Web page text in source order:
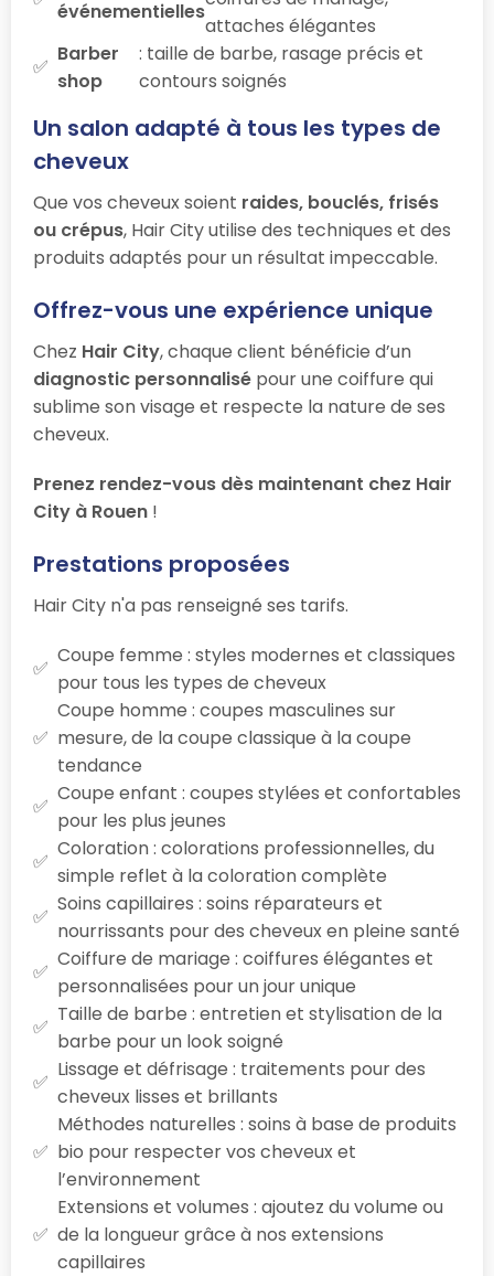
événementielles
attaches élégantes
Barber
shop
: taille de barbe, rasage précis et
contours soignés
Un salon adapté à tous les types de
cheveux
Que vos cheveux soient raides, bouclés, frisés
ou crépus, Hair City utilise des techniques et des
produits adaptés pour un résultat impeccable.
Offrez-vous une expérience unique
Chez Hair City, chaque client bénéficie d’un
diagnostic personnalisé pour une coiffure qui
sublime son visage et respecte la nature de ses
cheveux.
Prenez rendez-vous dès maintenant chez Hair
City à Rouen !
Prestations proposées
Hair City n'a pas renseigné ses tarifs.
Coupe femme : styles modernes et classiques
pour tous les types de cheveux
Coupe homme : coupes masculines sur
mesure, de la coupe classique à la coupe
tendance
Coupe enfant : coupes stylées et confortables
pour les plus jeunes
Coloration : colorations professionnelles, du
simple reflet à la coloration complète
Soins capillaires : soins réparateurs et
nourrissants pour des cheveux en pleine santé
Coiffure de mariage : coiffures élégantes et
personnalisées pour un jour unique
Taille de barbe : entretien et stylisation de la
barbe pour un look soigné
Lissage et défrisage : traitements pour des
cheveux lisses et brillants
Méthodes naturelles : soins à base de produits
bio pour respecter vos cheveux et
l’environnement
Extensions et volumes : ajoutez du volume ou
de la longueur grâce à nos extensions
capillaires